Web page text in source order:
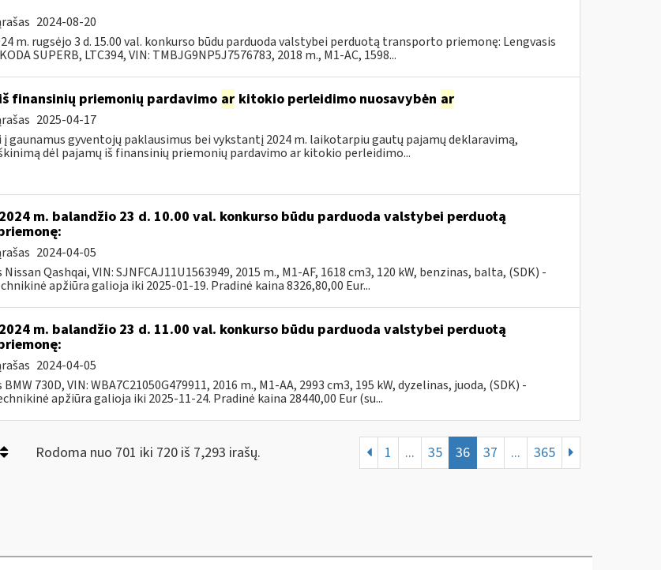
2024-08-20
m. rugsėjo 3 d. 15.00 val. konkurso būdu parduoda valstybei perduotą transporto priemonę: Lengvasis
SUPERB, LTC394, VIN: TMBJG9NP5J7576783, 2018 m., M1-AC, 1598...
finansinių priemonių pardavimo arkitokio perleidimo nuosavybėn ar
2025-04-17
gaunamus gyventojų paklausimus bei vykstantį 2024 m. laikotarpiu gautų pajamų deklaravimą,
dėl pajamų iš finansinių priemonių pardavimo ar kitokio perleidimo...
2024 m. balandžio 23 d. 10.00 val. konkurso būdu parduoda valstybei perduotą
2024-04-05
Qashqai, VIN: SJNFCAJ11U1563949, 2015 m., M1-AF, 1618 cm3, 120 kW, benzinas, balta, (SDK) -
apžiūra galioja iki 2025-01-19. Pradinė kaina 8326,80,00 Eur...
2024 m. balandžio 23 d. 11.00 val. konkurso būdu parduoda valstybei perduotą
2024-04-05
730D, VIN: WBA7C21050G479911, 2016 m., M1-AA, 2993 cm3, 195 kW, dyzelinas, juoda, (SDK) -
apžiūra galioja iki 2025-11-24. Pradinė kaina 28440,00 Eur (su...
Rodoma nuo 701 iki 720 iš 7,293 irašų. 1 ... 35 36 37 ... 365